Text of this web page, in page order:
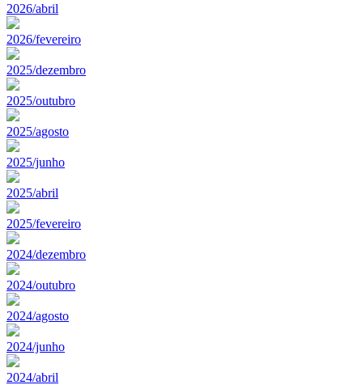
2026/abril
2026/fevereiro
2025/dezembro
2025/outubro
2025/agosto
2025/junho
2025/abril
2025/fevereiro
2024/dezembro
2024/outubro
2024/agosto
2024/junho
2024/abril